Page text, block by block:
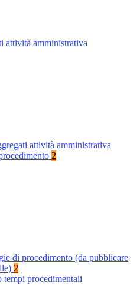
attività amministrativa
attività amministrativa
2
di procedimento (da pubblicare
2
tempi procedimentali